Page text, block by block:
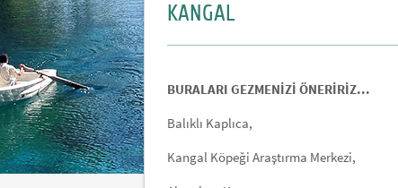
KANGAL
BURALARI GEZMENİZİ ÖNERİRİZ...
Balıklı Kaplıca,
Kangal Köpeği Araştırma Merkezi,